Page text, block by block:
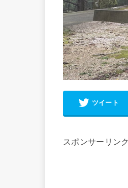
ツイート
スポンサーリンク